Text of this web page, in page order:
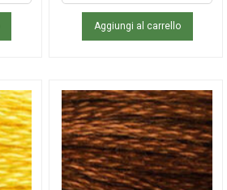
Aggiungi al carrello